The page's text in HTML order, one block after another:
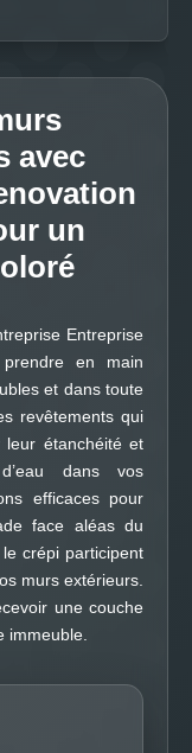
avec
un
Entreprise
en main
et dans toute
revêtements qui
étanchéité et
dans vos
efficaces pour
face aléas du
crépi participent
murs extérieurs.
une couche
immeuble.